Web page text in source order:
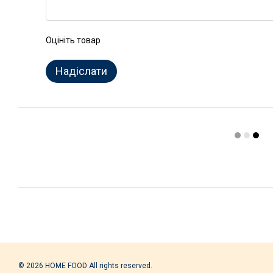
Оцініть товар
Надіслати
© 2026 HOME FOOD All rights reserved.